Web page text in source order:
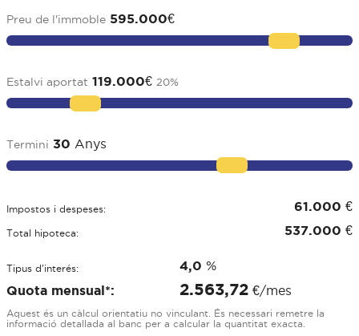
Preu de l'immoble 595.000€
Estalvi aportat 119.000€ 20%
Termini 30 Anys
Impostos i despeses: 61.000 €
Total hipoteca: 537.000 €
Tipus d'interés: 4,0 %
Quota mensual*:
2.563,72 €/mes
Aquest és un càlcul orientatiu no vinculant. És necessari remetre la
informació detallada al banc per a calcular la quantitat exacta.